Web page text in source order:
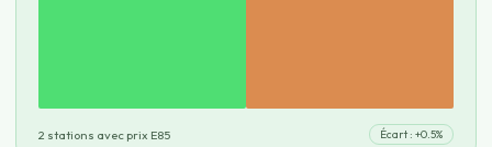
2 stations avec prix E85 Écart : +0.5%